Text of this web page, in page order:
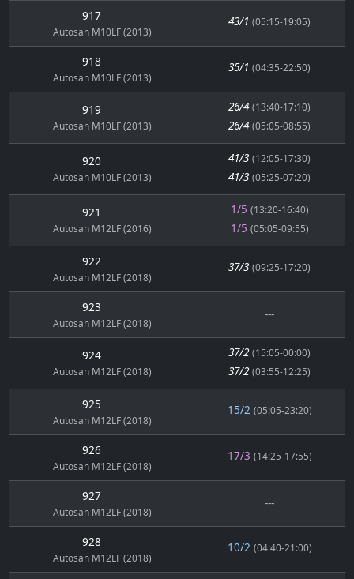
917
Autosan M10LF (2013)
43/1 (05:15-19:05)
918
Autosan M10LF (2013)
35/1 (04:35-22:50)
919
Autosan M10LF (2013)
26/4 (13:40-17:10)
26/4 (05:05-08:55)
920
Autosan M10LF (2013)
41/3 (12:05-17:30)
41/3 (05:25-07:20)
921
Autosan M12LF (2016)
1/5 (13:20-16:40)
1/5 (05:05-09:55)
922
Autosan M12LF (2018)
37/3 (09:25-17:20)
923
Autosan M12LF (2018)
---
924
Autosan M12LF (2018)
37/2 (15:05-00:00)
37/2 (03:55-12:25)
925
Autosan M12LF (2018)
15/2 (05:05-23:20)
926
Autosan M12LF (2018)
17/3 (14:25-17:55)
927
Autosan M12LF (2018)
---
928
Autosan M12LF (2018)
10/2 (04:40-21:00)